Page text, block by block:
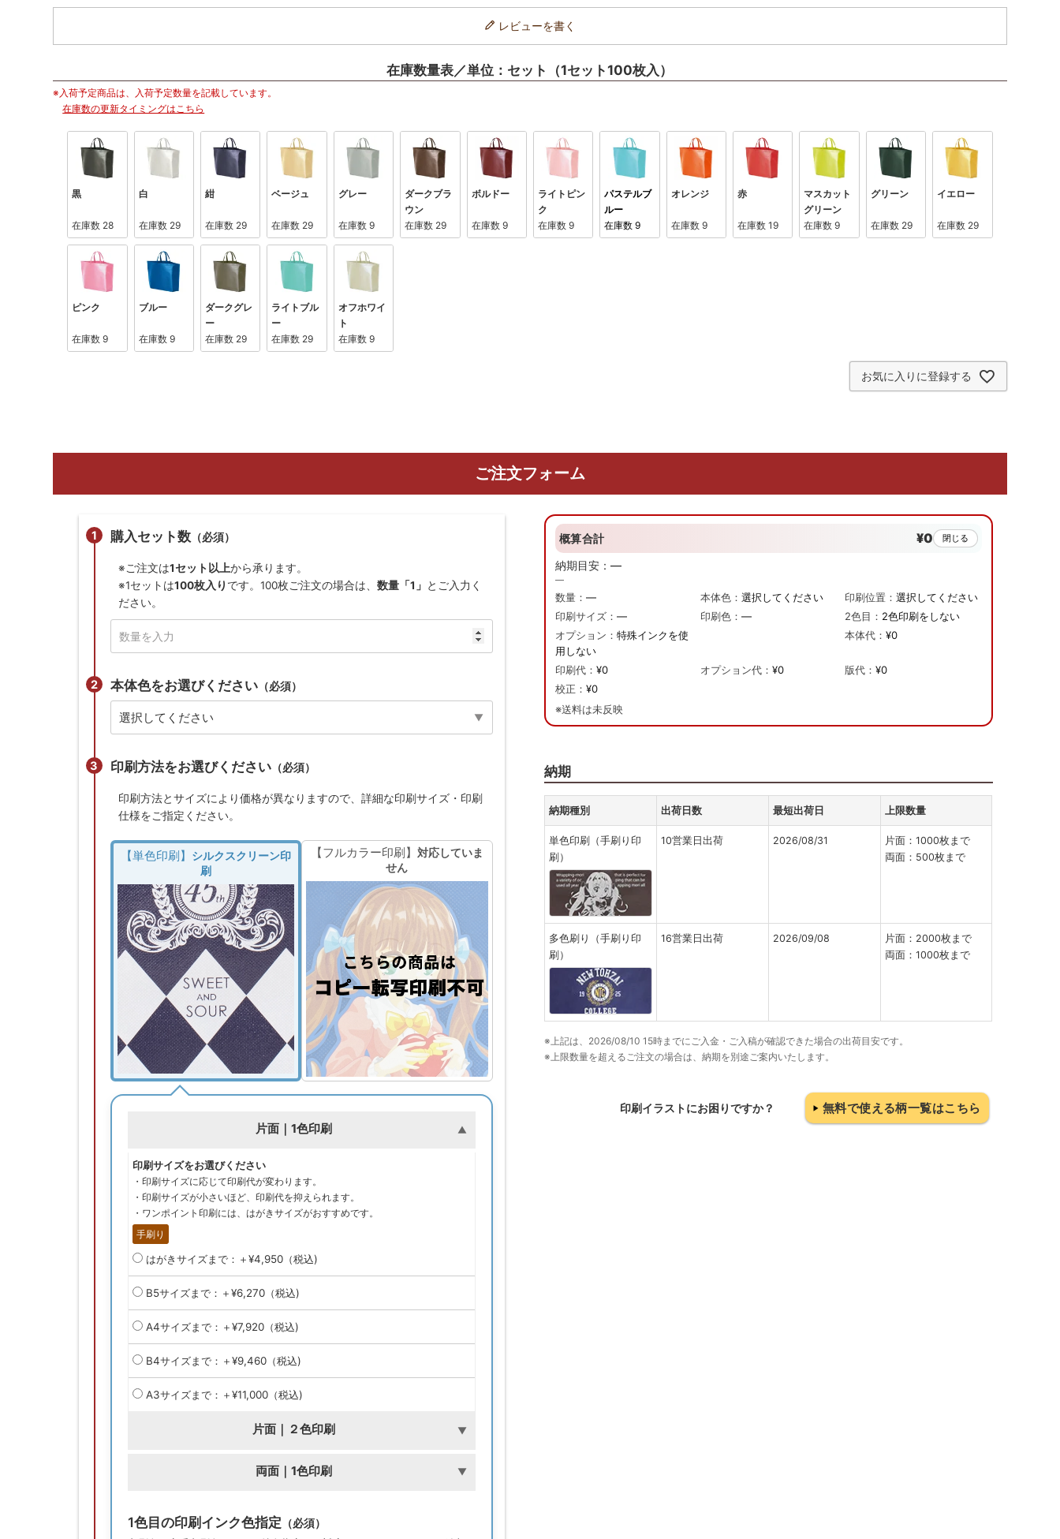
レビューを書く
在庫数量表／単位：セット（1セット100枚入）
※入荷予定商品は、入荷予定数量を記載しています。
在庫数の更新タイミングはこちら
黒
在庫数 28
白
在庫数 29
紺
在庫数 29
ベージュ
在庫数 29
グレー
在庫数 9
ダークブラ
ウン
在庫数 29
ボルドー
在庫数 9
ライトピン
ク
在庫数 9
パステルブ
ルー
在庫数 9
オレンジ
在庫数 9
赤
在庫数 19
マスカット
グリーン
在庫数 9
グリーン
在庫数 29
イエロー
在庫数 29
ピンク
在庫数 9
ブルー
在庫数 9
ダークグレ
ー
在庫数 29
ライトブル
ー
在庫数 29
オフホワイ
ト
在庫数 9
お気に入りに登録する
ご注文フォーム
購入セット数（必須）
※ご注文は1セット以上から承ります。
※1セットは100枚入り です。100枚ご注文の場合は、 数量「1」 とご入力く
ださい。
本体色をお選びください（必須）
印刷方法をお選びください（必須）
印刷方法とサイズにより価格が異なりますので、詳細な印刷サイズ・印刷
仕様をご指定ください。
【単色印刷】
シルクスクリーン印
刷
【フルカラー印刷】 対応していま
せん
片面｜1色印刷
印刷サイズをお選びください
・印刷サイズに応じて印刷代が変わります。
・印刷サイズが小さいほど、印刷代を抑えられます。
・ワンポイント印刷には、はがきサイズがおすすめです。
手刷り
はがきサイズまで：＋¥4,950（税込)
B5サイズまで：＋¥6,270（税込)
A4サイズまで：＋¥7,920（税込)
B4サイズまで：＋¥9,460（税込)
A3サイズまで：＋¥11,000（税込)
片面｜２色印刷
両面｜1色印刷
1色目の印刷インク色指定 （必須）
概算合計 ¥0 閉じる
納期目安：—
—
数量：— 本体色： 選択してください 印刷位置：選択してください
印刷サイズ：— 印刷色： — 2色目： 2色印刷をしない
オプション：特殊インクを使
用しない
本体代：¥0
印刷代：¥0 オプション代： ¥0 版代：¥0
校正：¥0
※送料は未反映
納期
納期種別 出荷日数 最短出荷日 上限数量
単色印刷（手刷り印
刷）
10営業日出荷 2026/08/31
片面：1000枚まで
両面：500枚まで
多色刷り（手刷り印
刷）
16営業日出荷 2026/09/08
片面：2000枚まで
両面：1000枚まで
※上記は、2026/08/10 15時までにご入金・ご入稿が確認できた場合の出荷目安です。
※上限数量を超えるご注文の場合は、納期を別途ご案内いたします。
印刷イラストにお困りですか？ 無料で使える柄一覧はこちら